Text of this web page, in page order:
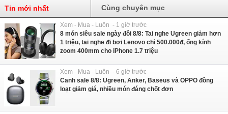
Tin mới nhất Cùng chuyên mục
Xem - Mua - Luôn - 1 giờ trước
8 món siêu sale ngày đôi 8/8: Tai nghe Ugreen giảm hơn
1 triệu, tai nghe đi bơi Lenovo chỉ 500.000đ, ống kính
zoom 400mm cho iPhone 1.7 triệu
Xem - Mua - Luôn - 6 giờ trước
Canh sale 8/8: Ugreen, Anker, Baseus và OPPO đồng
loạt giảm giá, nhiều món đáng chốt đơn